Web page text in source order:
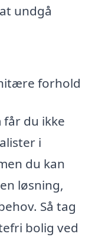
undgå
forhold
du ikke
i
du kan
løsning,
Så tag
bolig ved